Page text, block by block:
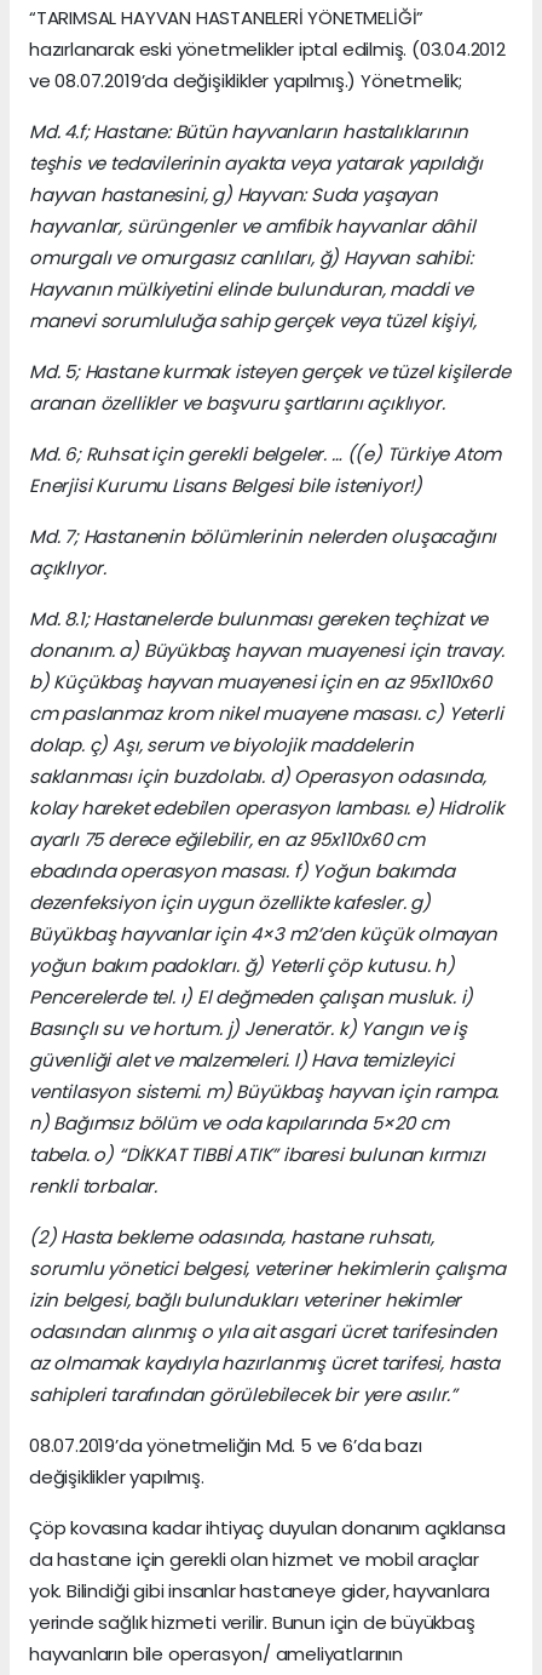
“TARIMSAL HAYVAN HASTANELERİ YÖNETMELİĞİ”
hazırlanarak eski yönetmelikler iptal edilmiş. (03.04.2012
ve 08.07.2019’da değişiklikler yapılmış.) Yönetmelik;
Md. 4.f; Hastane: Bütün hayvanların hastalıklarının
teşhis ve tedavilerinin ayakta veya yatarak yapıldığı
hayvan hastanesini, g) Hayvan: Suda yaşayan
hayvanlar, sürüngenler ve amfibik hayvanlar dâhil
omurgalı ve omurgasız canlıları, ğ) Hayvan sahibi:
Hayvanın mülkiyetini elinde bulunduran, maddi ve
manevi sorumluluğa sahip gerçek veya tüzel kişiyi,
Md. 5; Hastane kurmak isteyen gerçek ve tüzel kişilerde
aranan özellikler ve başvuru şartlarını açıklıyor.
Md. 6; Ruhsat için gerekli belgeler. … ((e) Türkiye Atom
Enerjisi Kurumu Lisans Belgesi bile isteniyor!)
Md. 7; Hastanenin bölümlerinin nelerden oluşacağını
açıklıyor.
Md. 8.1; Hastanelerde bulunması gereken teçhizat ve
donanım. a) Büyükbaş hayvan muayenesi için travay.
b) Küçükbaş hayvan muayenesi için en az 95x110x60
cm paslanmaz krom nikel muayene masası. c) Yeterli
dolap. ç) Aşı, serum ve biyolojik maddelerin
saklanması için buzdolabı. d) Operasyon odasında,
kolay hareket edebilen operasyon lambası. e) Hidrolik
ayarlı 75 derece eğilebilir, en az 95x110x60 cm
ebadında operasyon masası. f) Yoğun bakımda
dezenfeksiyon için uygun özellikte kafesler. g)
Büyükbaş hayvanlar için 4×3 m2’den küçük olmayan
yoğun bakım padokları. ğ) Yeterli çöp kutusu. h)
Pencerelerde tel. ı) El değmeden çalışan musluk. i)
Basınçlı su ve hortum. j) Jeneratör. k) Yangın ve iş
güvenliği alet ve malzemeleri. l) Hava temizleyici
ventilasyon sistemi. m) Büyükbaş hayvan için rampa.
n) Bağımsız bölüm ve oda kapılarında 5×20 cm
tabela. o) “DİKKAT TIBBİ ATIK” ibaresi bulunan kırmızı
renkli torbalar.
(2) Hasta bekleme odasında, hastane ruhsatı,
sorumlu yönetici belgesi, veteriner hekimlerin çalışma
izin belgesi, bağlı bulundukları veteriner hekimler
odasından alınmış o yıla ait asgari ücret tarifesinden
az olmamak kaydıyla hazırlanmış ücret tarifesi, hasta
sahipleri tarafından görülebilecek bir yere asılır.”
08.07.2019’da yönetmeliğin Md. 5 ve 6’da bazı
değişiklikler yapılmış.
Çöp kovasına kadar ihtiyaç duyulan donanım açıklansa
da hastane için gerekli olan hizmet ve mobil araçlar
yok. Bilindiği gibi insanlar hastaneye gider, hayvanlara
yerinde sağlık hizmeti verilir. Bunun için de büyükbaş
hayvanların bile operasyon/ ameliyatlarının